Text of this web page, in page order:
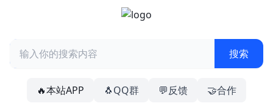
🔥本站APP 🐧QQ群 💬反馈 🤝合作